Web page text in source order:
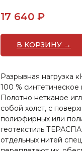
17 640 ₽
В КОРЗИНУ →
Разрывная нагрузка
100 % синтетическое
Полотно нетканое
собой холст, с
полиэфирных или
геотекстиль
отдельных нитей